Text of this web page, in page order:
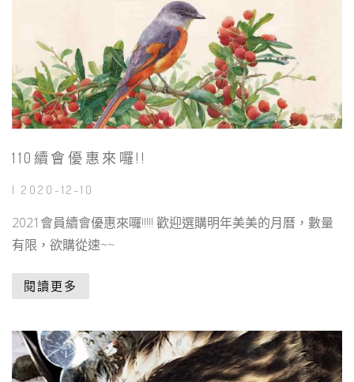
110續會優惠來囉!!
| 2020-12-10
2021會員續會優惠來囉!!!!! 歡迎選購明年美美的月曆，數量
有限，欲購從速~~
閱讀更多